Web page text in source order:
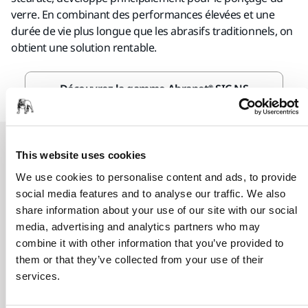
This website uses cookies
We use cookies to personalise content and ads, to provide
social media features and to analyse our traffic. We also
share information about your use of our site with our social
media, advertising and analytics partners who may
combine it with other information that you’ve provided to
them or that they’ve collected from your use of their
services.
verre. En combinant des performances élevées et une
durée de vie plus longue que les abrasifs traditionnels, on
obtient une solution rentable.
Découvrez la gamme Abranet® SIC NS
Abrasifs
Abranet® SIC NS Ø 125 mm disque
abrasif auto-agrippant maille micro-
perforée
Abranet SIC NS est un abrasif Net polyvalent
sans stéarate, principalement conçu pour le